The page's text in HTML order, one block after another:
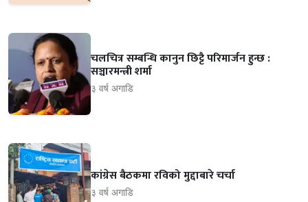
चलचित्र सम्बन्धि कानुन छिट्टै परिमार्जन हुन्छ :
सञ्चारमन्त्री शर्मा
३ वर्ष अगाडि
कांग्रेस बैठकमा रविको मुद्दाबारे चर्चा
३ वर्ष अगाडि